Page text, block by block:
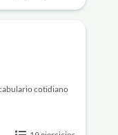
cotidiano